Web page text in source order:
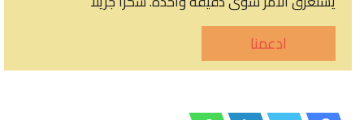
ادعمنا